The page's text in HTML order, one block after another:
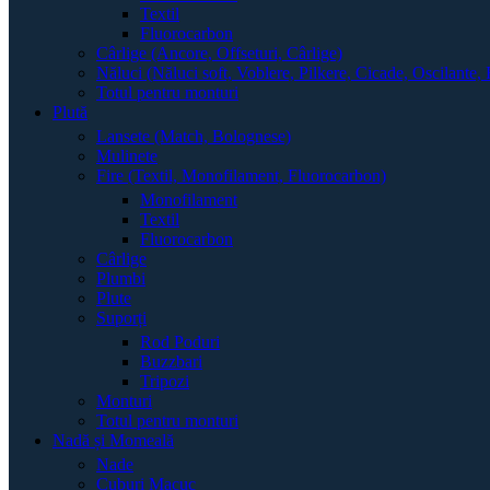
Textil
Fluorocarbon
Cârlige (Ancore, Offseturi, Cârlige)
Năluci (Năluci soft, Voblere, Pilkere, Cicade, Oscilante,
Totul pentru monturi
Plută
Lansete (Match, Bolognese)
Mulinete
Fire (Textil, Monofilament, Fluorocarbon)
Monofilament
Textil
Fluorocarbon
Cârlige
Plumbi
Plute
Suporți
Rod Poduri
Buzzbari
Tripozi
Monturi
Totul pentru monturi
Nadă și Momeală
Nade
Cuburi Macuc